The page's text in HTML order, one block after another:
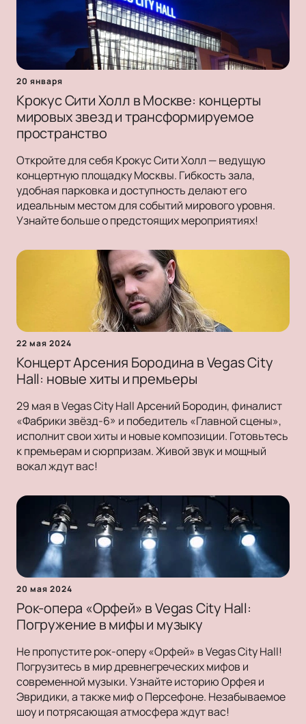
20 января
Крокус Сити Холл в Москве: концерты
мировых звезд и трансформируемое
пространство
Откройте для себя Крокус Сити Холл — ведущую
концертную площадку Москвы. Гибкость зала,
удобная парковка и доступность делают его
идеальным местом для событий мирового уровня.
Узнайте больше о предстоящих мероприятиях!
22 мая 2024
Концерт Арсения Бородина в Vegas City
Hall: новые хиты и премьеры
29 мая в Vegas City Hall Арсений Бородин, финалист
«Фабрики звёзд-6» и победитель «Главной сцены»,
исполнит свои хиты и новые композиции. Готовьтесь
к премьерам и сюрпризам. Живой звук и мощный
вокал ждут вас!
20 мая 2024
Рок-опера «Орфей» в Vegas City Hall:
Погружение в мифы и музыку
Не пропустите рок-оперу «Орфей» в Vegas City Hall!
Погрузитесь в мир древнегреческих мифов и
современной музыки. Узнайте историю Орфея и
Эвридики, а также миф о Персефоне. Незабываемое
шоу и потрясающая атмосфера ждут вас!